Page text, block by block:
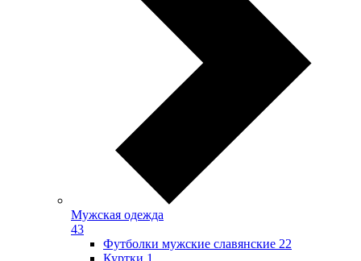
Мужская одежда
43
Футболки мужские славянские 22
Куртки 1